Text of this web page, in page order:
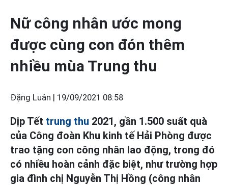
Nữ công nhân ước mong
được cùng con đón thêm
nhiều mùa Trung thu
Đặng Luân | 19/09/2021 08:58
Dịp Tết trung thu 2021, gần 1.500 suất quà
của Công đoàn Khu kinh tế Hải Phòng được
trao tặng con công nhân lao động, trong đó
có nhiều hoàn cảnh đặc biệt, như trường hợp
gia đình chị Nguyễn Thị Hồng (công nhân